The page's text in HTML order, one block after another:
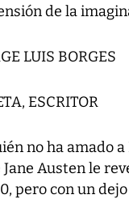
de la
LUIS BORGES
ESCRITOR
no ha amado
Jane Austen le
pero con un